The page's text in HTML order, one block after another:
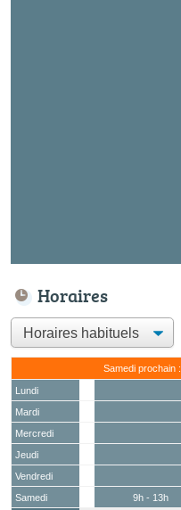
Horaires
Samedi prochain :
Lundi
Mardi
Mercredi
Jeudi
Vendredi
Samedi
9h - 13h